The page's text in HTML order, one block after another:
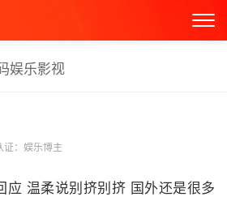
娱乐影视
证：娱乐博主
应 温柔说别挤别挤 国外还是很多